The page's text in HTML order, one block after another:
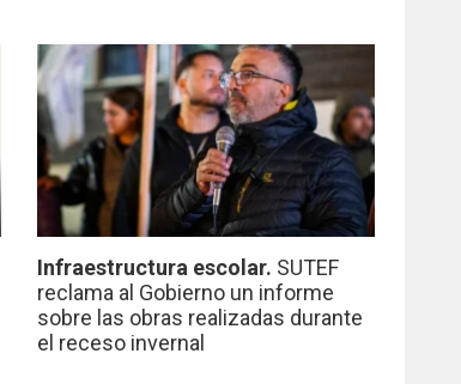
Infraestructura escolar. SUTEF
reclama al Gobierno un informe
sobre las obras realizadas durante
el receso invernal